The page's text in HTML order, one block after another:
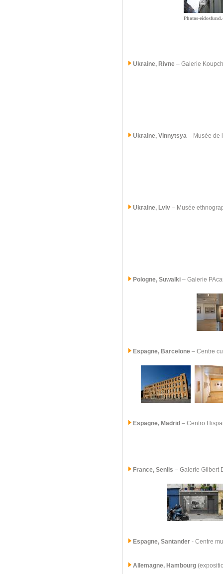
Photos-
Ukraine, Rivne – Galerie
Ukraine, Vinnytsya – Musée de
Ukraine, Lviv – Musée
Pologne, Suwalki – Galerie
Espagne, Barcelone – Centre
Espagne, Madrid – Centro
France, Senlis – Galerie Gilbert
Espagne, Santander - Centre
Allemagne, Hambourg